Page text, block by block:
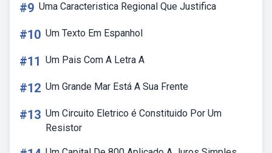
#9 Uma Caracteristica Regional Que Justifica
#10 Um Texto Em Espanhol
#11 Um Pais Com A Letra A
#12 Um Grande Mar Está A Sua Frente
#13 Um Circuito Eletrico é Constituido Por Um
Resistor